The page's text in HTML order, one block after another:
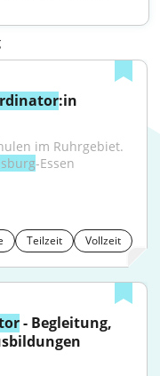
:in
im Ruhrgebiet.
-Essen
Teilzeit Vollzeit
- Begleitung,